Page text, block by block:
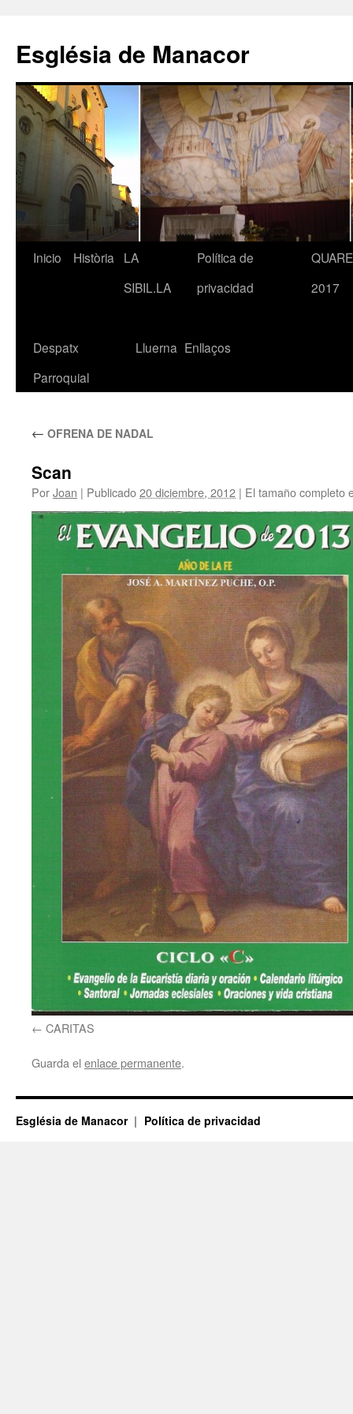
contenido
Església de Manacor
Inicio Història
LA
SIBIL.LA
Política de
privacidad
2017
Despatx
Parroquial
Lluerna Enllaços
← OFRENA DE NADAL
Scan
PorJoan | Publicado20 diciembre, 2012 | El tamaño completo
CARITAS
Guarda el enlace permanente.
Església de Manacor Política de privacidad